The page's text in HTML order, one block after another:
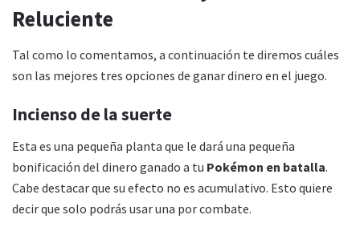
Reluciente
Tal como lo comentamos, a continuación te diremos cuáles
son las mejores tres opciones de ganar dinero en el juego.
Incienso de la suerte
Esta es una pequeña planta que le dará una pequeña
bonificación del dinero ganado a tu Pokémon en batalla.
Cabe destacar que su efecto no es acumulativo. Esto quiere
decir que solo podrás usar una por combate.